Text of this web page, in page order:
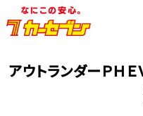
アウトランダーＰＨ